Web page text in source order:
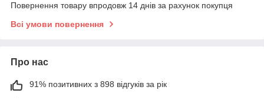
Повернення товару впродовж 14 днів за рахунок покупця
Всі умови повернення
Про нас
91% позитивних з 898 відгуків за рік